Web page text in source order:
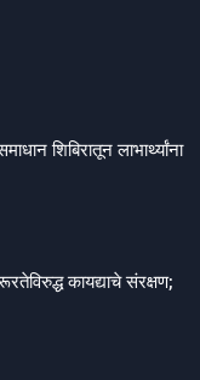
शिबिरातून लाभार्थ्यांना
कायद्याचे संरक्षण;